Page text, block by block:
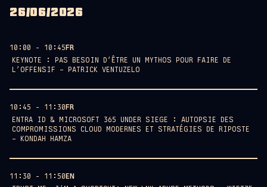
26/06/2026
10:00 - 10:45
KEYNOTE : PAS BESOIN D’ÊTRE UN MYTHOS POUR FAIRE DE
L’OFFENSIF – PATRICK VENTUZELO
FR
trouver des 0-days dans tous les OS majeurs, et réserve
son accès à 40 organisations triées sur le volet. Faut-il
recherche offensive sérieuse en 2026 ?
Ce talk défend l’inverse. DARPA AIxCC l’a prouvé en 2025 :
10:45 - 11:30
ENTRA ID & MICROSOFT 365 UNDER SIEGE : AUTOPSIE DES
COMPROMISSIONS CLOUD MODERNES ET STRATÉGIES DE RIPOSTE
– KONDAH HAMZA
FR
11:30 - 11:50 EN